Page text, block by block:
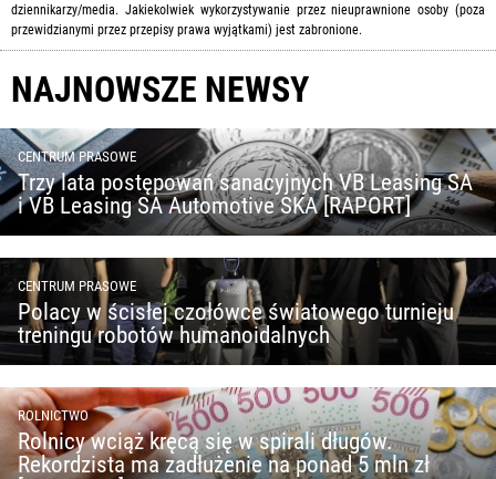
dziennikarzy/media. Jakiekolwiek wykorzystywanie przez nieuprawnione osoby (poza
przewidzianymi przez przepisy prawa wyjątkami) jest zabronione.
NAJNOWSZE NEWSY
CENTRUM PRASOWE
Trzy lata postępowań sanacyjnych VB Leasing SA
i VB Leasing SA Automotive SKA [RAPORT]
CENTRUM PRASOWE
Polacy w ścisłej czołówce światowego turnieju
treningu robotów humanoidalnych
ROLNICTWO
Rolnicy wciąż kręcą się w spirali długów.
Rekordzista ma zadłużenie na ponad 5 mln zł